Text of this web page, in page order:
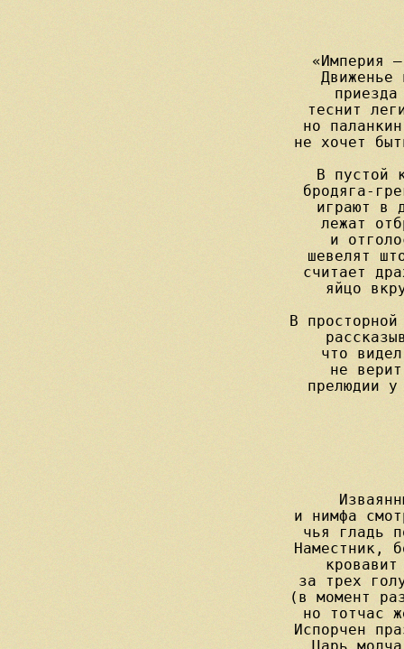
«Империя
Движенье
теснит
но
не хочет
В пустой
бродяга-
играют в
лежат
и
шевелят
считает
яйцо
В
что
не
прелюдии
и нимфа
чья гладь
Наместник,
за трех
(в момент
но тотчас
Испорчен